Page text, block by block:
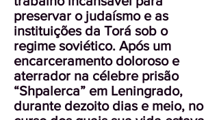
preservar o judaísmo e as
instituições da Torá sob o
regime soviético. Após um
encarceramento doloroso e
aterrador na célebre prisão
“Shpalerca” em Leningrado,
durante dezoito dias e meio, no